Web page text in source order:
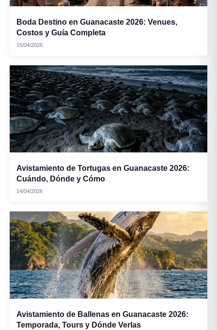
Boda Destino en Guanacaste 2026: Venues,
Costos y Guía Completa
15/04/2026
Avistamiento de Tortugas en Guanacaste 2026:
Cuándo, Dónde y Cómo
14/04/2026
Avistamiento de Ballenas en Guanacaste 2026:
Temporada, Tours y Dónde Verlas